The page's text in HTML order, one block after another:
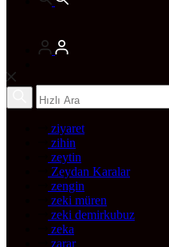
ziyaret
zihin
zeytin
Zeydan Karalar
zengin
zeki müren
zeki demirkubuz
zeka
zarar